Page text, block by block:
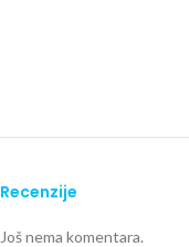
Recenzije
Još nema komentara.